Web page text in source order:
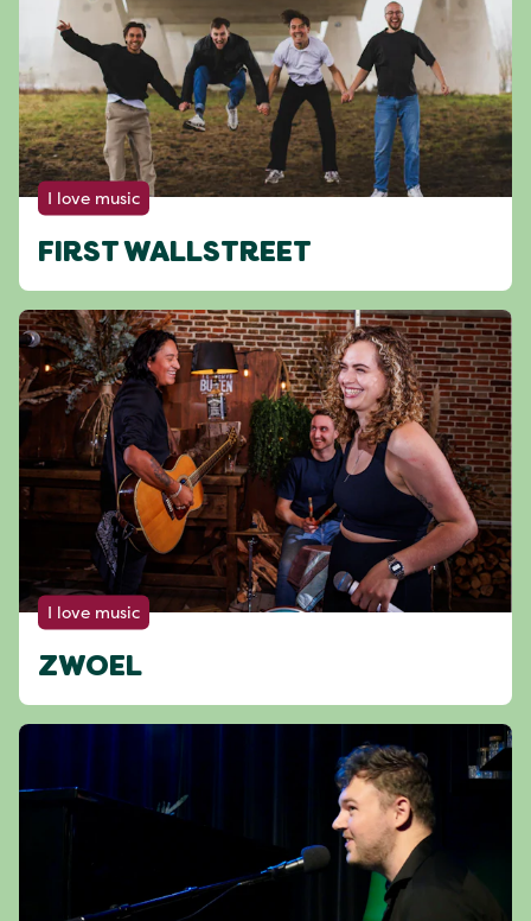
I love music
FIRST WALLSTREET
I love music
ZWOEL